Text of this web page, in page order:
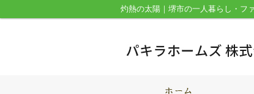
灼熱の太陽｜堺市の一人暮らし・